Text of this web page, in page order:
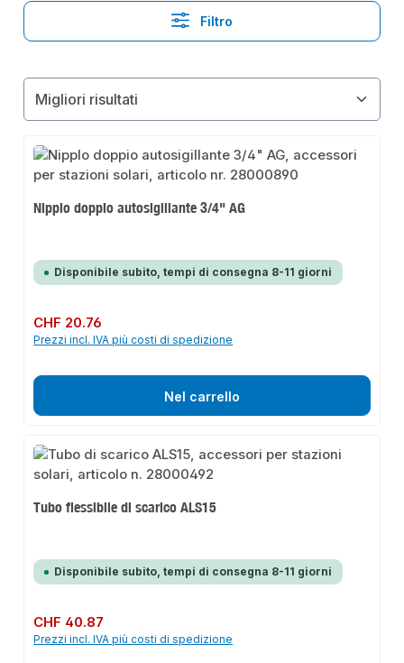
Filtro
Nipplo doppio autosigillante 3/4" AG
Disponibile subito, tempi di consegna 8-11 giorni
Prezzo normale:
CHF 20.76
Prezzi incl. IVA più costi di spedizione
Nel carrello
Tubo flessibile di scarico ALS15
Disponibile subito, tempi di consegna 8-11 giorni
Prezzo normale:
CHF 40.87
Prezzi incl. IVA più costi di spedizione